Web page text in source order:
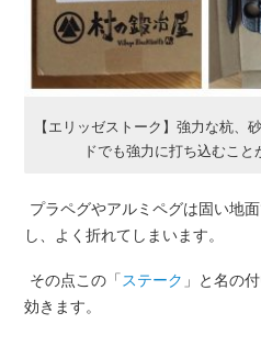
【エリッゼストーク】強力な杭、
ドでも強力に打ち込むこと
プラペグやアルミペグは固い地
し、よく折れてしまいます。
その点この「ステーク 」と名の
効きます。